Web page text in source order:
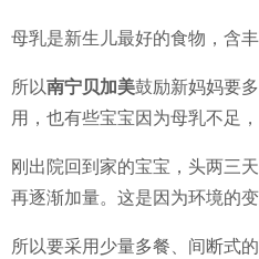
母乳是新生儿最好的食物，含
所以南宁贝加美鼓励新妈妈要
用，也有些宝宝因为母乳不足
刚出院回到家的宝宝，头两三
再逐渐加量。这是因为环境的
所以要采用少量多餐、间断式